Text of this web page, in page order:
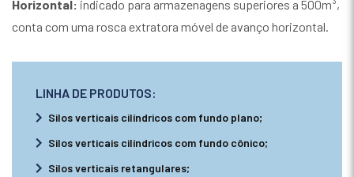
Horizontal: indicado para armazenagens superiores a 500m³,
conta com uma rosca extratora móvel de avanço horizontal.
LINHA DE PRODUTOS:
Silos verticais cilíndricos com fundo plano;
Silos verticais cilíndricos com fundo cônico;
Silos verticais retangulares;